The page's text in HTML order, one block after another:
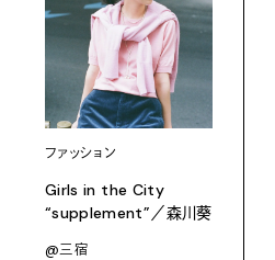
ファッション
Girls in the City
“supplement”／森川葵
@三宿